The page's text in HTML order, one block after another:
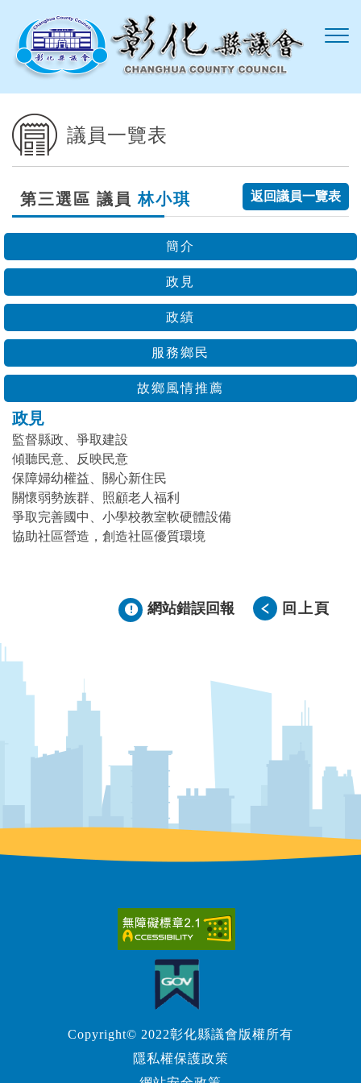
議員一覽表
第三選區 議員林小琪 返回議員一覽表
簡介
政見
政績
服務鄉民
故鄉風情推薦
政見
監督縣政、爭取建設
傾聽民意、反映民意
保障婦幼權益、關心新住民
關懷弱勢族群、照顧老人福利
爭取完善國中、小學校教室軟硬體設備
協助社區營造，創造社區優質環境
網站錯誤回報 回上頁
Copyright© 2022彰化縣議會版權所有
隱私權保護政策